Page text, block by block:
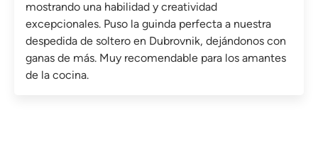
mostrando una habilidad y creatividad
excepcionales. Puso la guinda perfecta a nuestra
despedida de soltero en Dubrovnik, dejándonos con
ganas de más. Muy recomendable para los amantes
de la cocina.